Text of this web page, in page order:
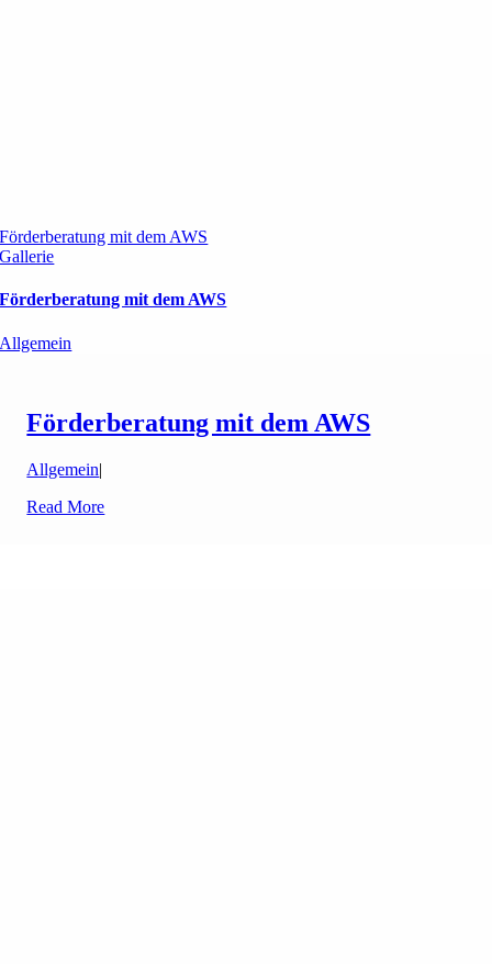
Förderberatung mit dem AWS
Gallerie
Förderberatung mit dem AWS
Allgemein
Förderberatung mit dem AWS
Allgemein|
Read More